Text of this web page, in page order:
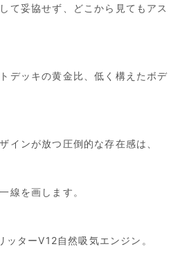
て妥協せず、どこから見てもアス
デッキの黄金比、低く構えたボデ
インが放つ圧倒的な存在感は、
線を画します。
ターV12自然吸気エンジン。